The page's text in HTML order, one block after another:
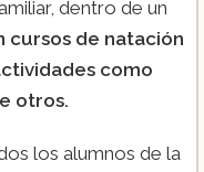
dentro de un
cursos de natación
como
otros.
los alumnos de la